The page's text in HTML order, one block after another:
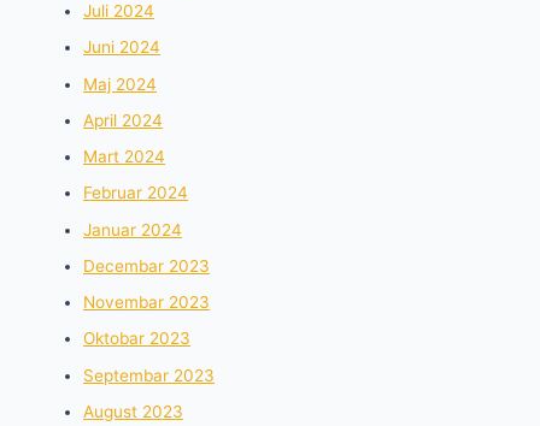
Juli 2024
Juni 2024
Maj 2024
April 2024
Mart 2024
Februar 2024
Januar 2024
Decembar 2023
Novembar 2023
Oktobar 2023
Septembar 2023
August 2023